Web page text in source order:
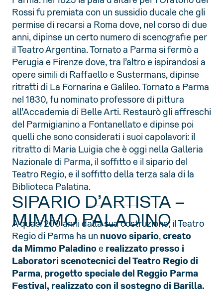
Rossi fu premiata con un sussidio ducale che gli
permise di recarsi a Roma dove, nel corso di due
anni, dipinse un certo numero di scenografie per
il Teatro Argentina. Tornato a Parma si fermò a
Perugia e Firenze dove, tra l’altro e ispirandosi a
opere simili di Raffaello e Sustermans, dipinse
ritratti di La Fornarina e Galileo. Tornato a Parma
nel 1830, fu nominato professore di pittura
all’Accademia di Belle Arti. Restaurò gli affreschi
del Parmigianino a Fontanellato e dipinse poi
quelli che sono considerati i suoi capolavori: il
ritratto di Maria Luigia che è oggi nella Galleria
Nazionale di Parma, il soffitto e il sipario del
Teatro Regio, e il soffitto della terza sala di la
Biblioteca Palatina.
SIPARIO D’ARTISTA –
MIMMO PALADINO
A quasi 200 anni dalla sua costruzione, il Teatro
Regio di Parma ha un nuovo sipario,creato
da Mimmo Paladinoe realizzato presso i
Laboratori scenotecnici del Teatro Regio di
Parma, progetto speciale del Reggio Parma
Festival, realizzato con il sostegno di Barilla.